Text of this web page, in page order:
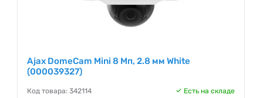
Ajax DomeCam Mini 8 Мп, 2.8 мм White
(000039327)
Код товара: 342114 Есть на складе